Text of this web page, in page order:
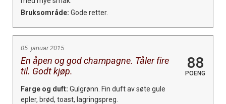
Bruksområde: Gode retter.
05. januar 2015
En åpen og god champagne. Tåler fire
til. Godt kjøp.
88
POENG
Farge og duft: Gulgrønn. Fin duft av søte gule
epler, brød, toast, lagringspreg.